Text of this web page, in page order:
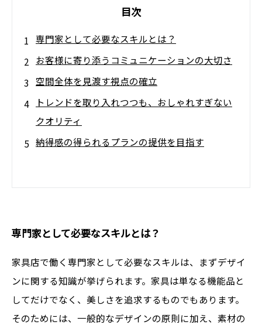
目次
専門家として必要なスキルとは？
お客様に寄り添うコミュニケーションの大切さ
空間全体を見渡す視点の確立
トレンドを取り入れつつも、おしゃれすぎない
クオリティ
納得感の得られるプランの提供を目指す
専門家として必要なスキルとは？
家具店で働く専門家として必要なスキルは、まずデザイ
ンに関する知識が挙げられます。家具は単なる機能品と
してだけでなく、美しさを追求するものでもあります。
そのためには、一般的なデザインの原則に加え、素材の